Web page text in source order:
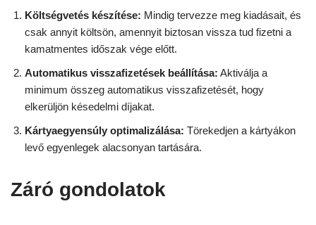
Költségvetés készítése: Mindig tervezze meg kiadásait, és
csak annyit költsön, amennyit biztosan vissza tud fizetni a
kamatmentes időszak vége előtt.
Automatikus visszafizetések beállítása: Aktiválja a
minimum összeg automatikus visszafizetését, hogy
elkerüljön késedelmi díjakat.
Kártyaegyensúly optimalizálása: Törekedjen a kártyákon
levő egyenlegek alacsonyan tartására.
Záró gondolatok